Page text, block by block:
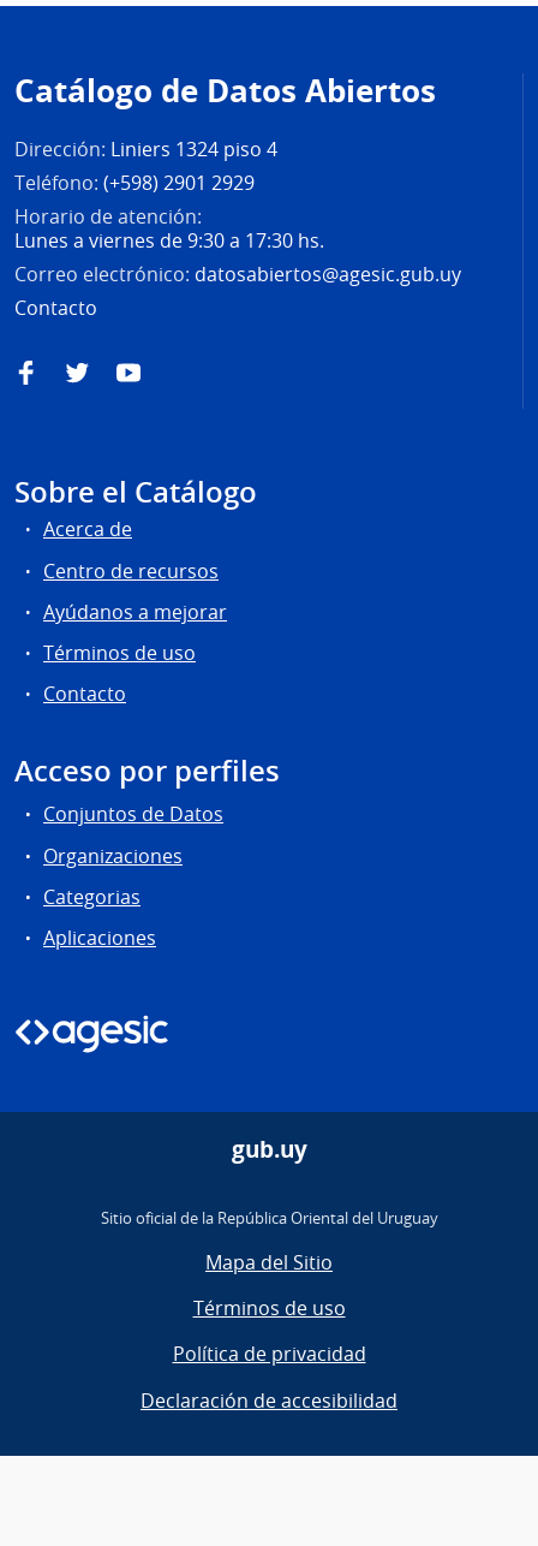
de
página
Catálogo de Datos Abiertos
Dirección: Liniers 1324 piso 4
Teléfono: (+598) 2901 2929
Horario de atención:
Lunes a viernes de 9:30 a 17:30 hs.
Correo electrónico: datosabiertos@agesic.gub.uy
Contacto
FacebookTwitterYouTube
Sobre el Catálogo
Acerca de
Centro de recursos
Ayúdanos a mejorar
Términos de uso
Contacto
Acceso por perfiles
Conjuntos de Datos
Organizaciones
Categorias
Aplicaciones
gub.uy
Sitio oficial de la República Oriental del Uruguay
Mapa del Sitio
Términos de uso
Política de privacidad
Declaración de accesibilidad